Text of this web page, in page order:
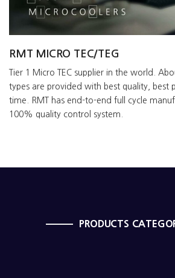
RMT MICRO TEC/TEG
Tier 1 Micro TEC supplier in the world.
types are provided with best quality, best
time. RMT has end-to-end full cycle
100% quality control system.
PRODUCTS